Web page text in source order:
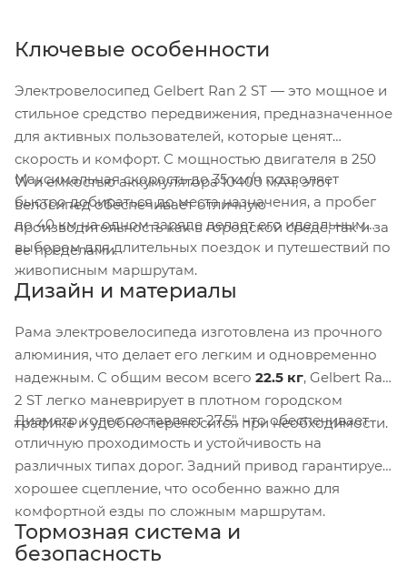
Ключевые особенности
Электровелосипед Gelbert Ran 2 ST — это мощное и
стильное средство передвижения, предназначенное
для активных пользователей, которые ценят
скорость и комфорт. С мощностью двигателя в 250
W и емкостью аккумулятора 10400 мАч, этот
велосипед обеспечивает отличную
производительность как в городской среде, так и за
ее пределами.
Максимальная скорость до 35 км/ч позволяет
быстро добираться до места назначения, а пробег
до 40 км на одном заряде делает его идеальным
выбором для длительных поездок и путешествий по
живописным маршрутам.
Дизайн и материалы
Рама электровелосипеда изготовлена из прочного
алюминия, что делает его легким и одновременно
надежным. С общим весом всего 22.5 кг, Gelbert Ran
2 ST легко маневрирует в плотном городском
трафике и удобно переносится при необходимости.
Диаметр колес составляет 27.5", что обеспечивает
отличную проходимость и устойчивость на
различных типах дорог. Задний привод гарантирует
хорошее сцепление, что особенно важно для
комфортной езды по сложным маршрутам.
Тормозная система и
безопасность